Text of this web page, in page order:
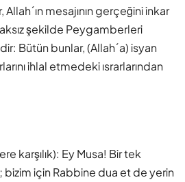
mesajının gerçeğini inkar
şekilde Peygamberleri
Bütün bunlar, (Allah´a) isyan
ihlal etmedeki ısrarlarından
karşılık): Ey Musa! Bir tek
için Rabbine dua et de yerin